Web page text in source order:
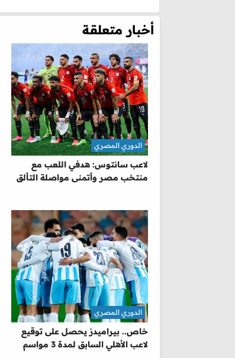
أخبار متعلقة
لاعب سانتوس: هدفي اللعب مع
منتخب مصر وأتمنى مواصلة التألق
الدوري المصري
خاص.. بيراميدز يحصل على توقيع
لاعب الأهلي السابق لمدة 3 مواسم
الدوري المصري